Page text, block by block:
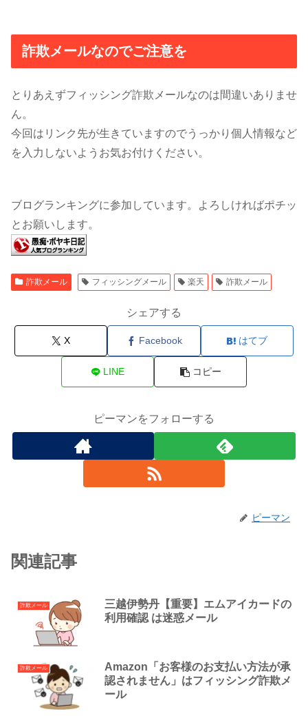
詐欺メールなのでご注意を
とりあえずフィッシング詐欺メールなのは間違いありませ
ん。
今回はリンク先が生きていますのでうっかり個人情報など
を入力しないようお気お付けください。
ブログランキングに参加しています。よろしければポチッ
とお願いします。
詐欺メール フィッシングメール 楽天 詐欺メール
シェアする
X Facebook はてブ
LINE コピー
ピーマンをフォローする
ピーマン
関連記事
詐欺メール
三越伊勢丹【重要】エムアイカードの
利用確認 は迷惑メール
詐欺メール
Amazon「お客様のお支払い方法が承
認されません」はフィッシング詐欺メ
ール